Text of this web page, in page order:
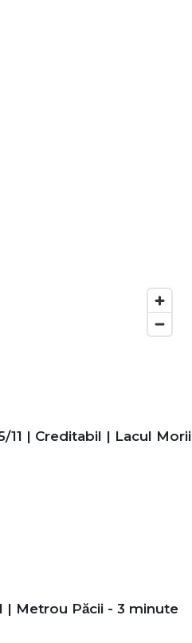
11 | Creditabil | Lacul Morii
| Metrou Păcii - 3 minute